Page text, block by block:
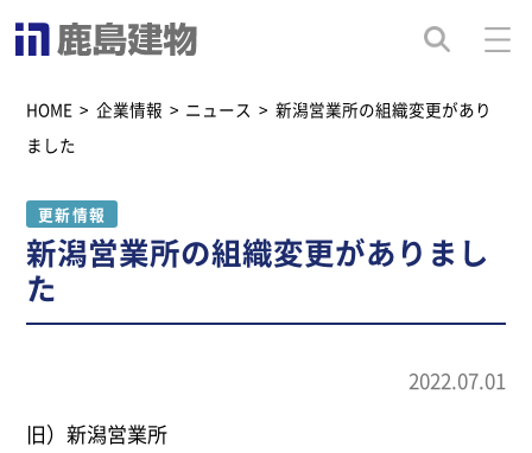
HOME > 企業情報 > ニュース > 新潟営業所の組織変更があり
ました
更新情報
新潟営業所の組織変更がありまし
た
2022.07.01
旧）新潟営業所